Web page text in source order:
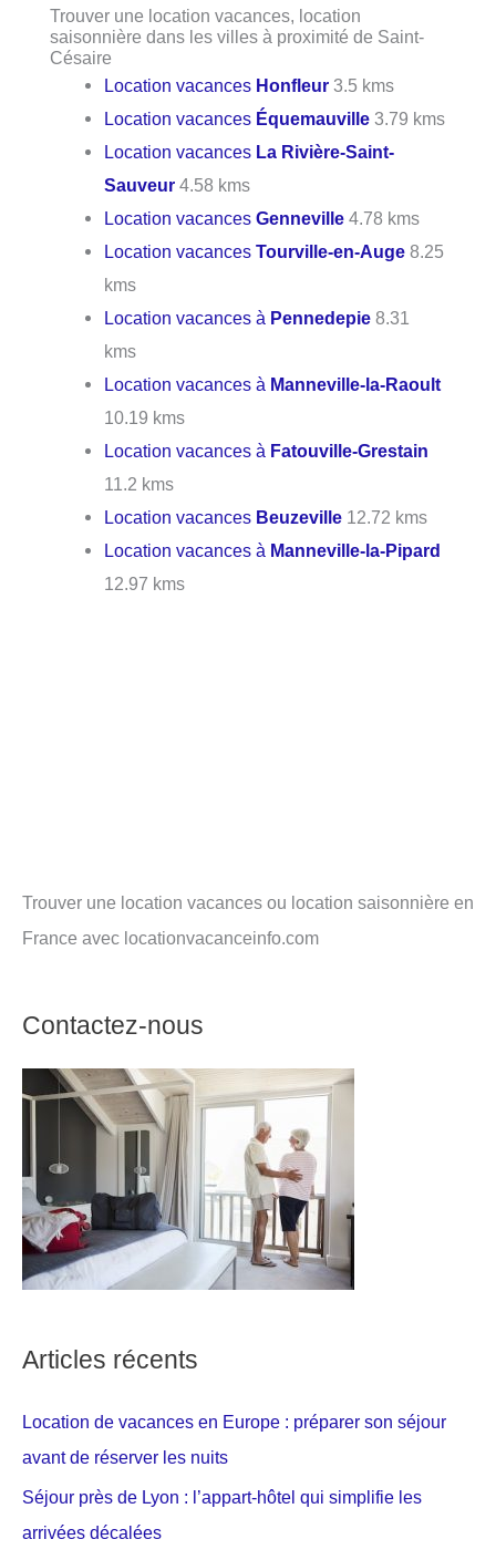
Trouver une location vacances, location
saisonnière dans les villes à proximité de Saint-
Césaire
Location vacances Honfleur 3.5 kms
Location vacances Équemauville 3.79 kms
Location vacances La Rivière-Saint-
Sauveur 4.58 kms
Location vacancesGenneville 4.78 kms
Location vacancesTourville-en-Auge 8.25
kms
Location vacances à Pennedepie 8.31
kms
Location vacances à Manneville-la-Raoult
10.19 kms
Location vacances à Fatouville-Grestain
11.2 kms
Location vacances Beuzeville 12.72 kms
Location vacances à Manneville-la-Pipard
12.97 kms
Trouver une location vacances ou location saisonnière en
France avec locationvacanceinfo.com
Contactez-nous
Articles récents
Location de vacances en Europe : préparer son séjour
avant de réserver les nuits
Séjour près de Lyon : l’appart-hôtel qui simplifie les
arrivées décalées